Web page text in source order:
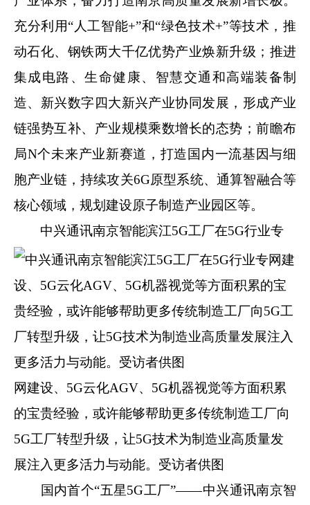
充分利用“人工智能+”和“绿色技术+”等技术，推
动石化、钢铁两大千亿优势产业焕新升级；推进
集成电路、生命健康、智慧交通和高端装备制
造、新兴数字四大新兴产业协同发展，形成产业
链强势互补、产业规模乘数增长的态势；前瞻布
局N个未来产业新赛道，打造国内一流基因与细
胞产业链，持续攻关6G原型系统、通算智融合等
核心领域，规划建设原子制造产业园区等。
中兴通讯南京智能滨江5G工厂在5G行业专
网建设、5G云化AGV、5G机器视觉等方面积累
的宝贵经验，或许能够帮助更多传统制造工厂向
5G工厂转型升级，让5G技术为制造业高质量发
展注入更多活力与动能。受访者供图
国内首个“五星5G工厂”——中兴通讯南京智